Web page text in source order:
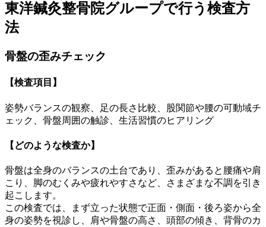
東洋鍼灸整骨院グループで行う検査方
法
骨盤の歪みチェック
【検査項目】
姿勢バランスの観察、足の長さ比較、股関節や腰の可動域チ
ェック、骨盤周囲の触診、生活習慣のヒアリング
【どのような検査か】
骨盤は全身のバランスの土台であり、歪みがあると腰痛や肩
こり、脚のむくみや疲れやすさなど、さまざまな不調を引き
起こします。
この検査では、まず立った状態で正面・側面・後ろ姿から全
身の姿勢を視診し、肩や骨盤の高さ、頭部の傾き、背骨のカ